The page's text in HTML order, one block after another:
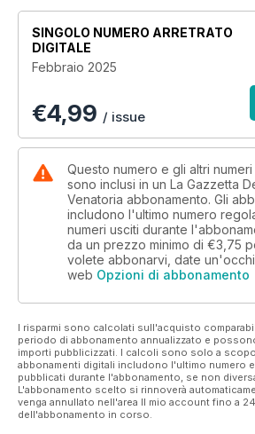
SINGOLO NUMERO ARRETRATO
DIGITALE
Febbraio 2025
€4,99 / issue
Questo numero e gli altri
sono inclusi in un La Gazzetta
Venatoria abbonamento. Gli
includono l'ultimo numero
numeri usciti durante
da un prezzo minimo di €3,75
volete abbonarvi, date
web Opzioni di abbonamento
I risparmi sono calcolati sull'acquisto
periodo di abbonamento annualizzato e
importi pubblicizzati. I calcoli sono solo a
abbonamenti digitali includono l'ultimo numero
pubblicati durante l'abbonamento, se non
L'abbonamento scelto si rinnoverà
venga annullato nell'area Il mio account fino a
dell'abbonamento in corso.